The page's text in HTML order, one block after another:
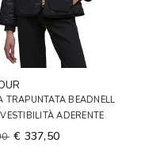
TRAPUNTATA BEADNELL
ADERENTE
€ 337,50